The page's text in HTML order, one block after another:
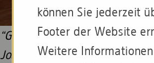
“Goldener Fährmann” für
Joachim Tonn, Tanja Buck,
können Sie jederzeit
Footer der Website
Weitere